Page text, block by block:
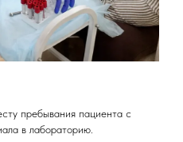
пребывания пациента с
в лабораторию.